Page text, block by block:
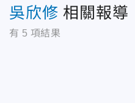
吳欣修 相關報導
有 5 項結果